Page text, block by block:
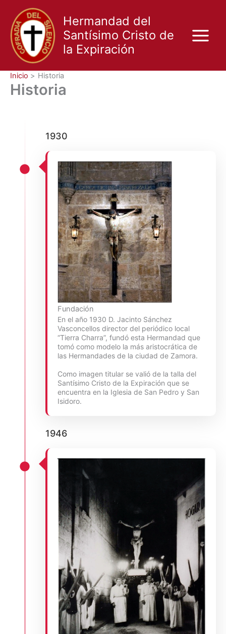
contenido
Hermandad del
Santísimo Cristo de
la Expiración
Inicio Historia
Historia
1930
Fundación
En el año 1930 D. Jacinto Sánchez
Vasconcellos director del periódico local
“Tierra Charra”, fundó esta Hermandad que
tomó como modelo la más aristocrática de
las Hermandades de la ciudad de Zamora.
Como imagen titular se valió de la talla del
Santísimo Cristo de la Expiración que se
encuentra en la Iglesia de San Pedro y San
Isidoro.
1946